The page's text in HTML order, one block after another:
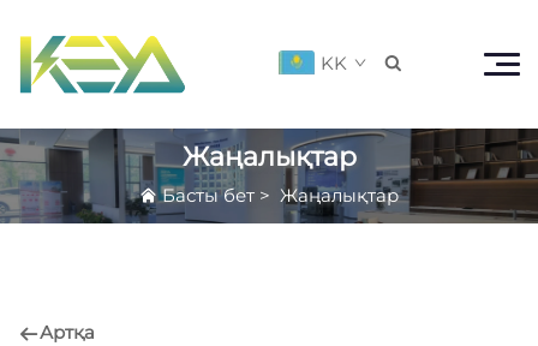
KK 
Жаңалықтар
Басты бет > Жаңалықтар
Артқа